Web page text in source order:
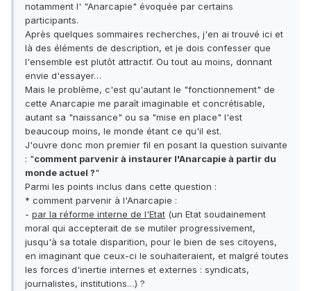
notamment l' "Anarcapie" évoquée par certains
participants.
Après quelques sommaires recherches, j'en ai trouvé ici et
là des éléments de description, et je dois confesser que
l'ensemble est plutôt attractif. Ou tout au moins, donnant
envie d'essayer…
Mais le problème, c'est qu'autant le "fonctionnement" de
cette Anarcapie me paraît imaginable et concrétisable,
autant sa "naissance" ou sa "mise en place" l'est
beaucoup moins, le monde étant ce qu'il est.
J'ouvre donc mon premier fil en posant la question suivante
: "comment parvenir à instaurer l'Anarcapie à partir du
monde actuel ?"
Parmi les points inclus dans cette question :
* comment parvenir à l'Anarcapie :
- par la réforme interne de l'Etat (un Etat soudainement
moral qui accepterait de se mutiler progressivement,
jusqu'à sa totale disparition, pour le bien de ses citoyens,
en imaginant que ceux-ci le souhaiteraient, et malgré toutes
les forces d'inertie internes et externes : syndicats,
journalistes, institutions…) ?